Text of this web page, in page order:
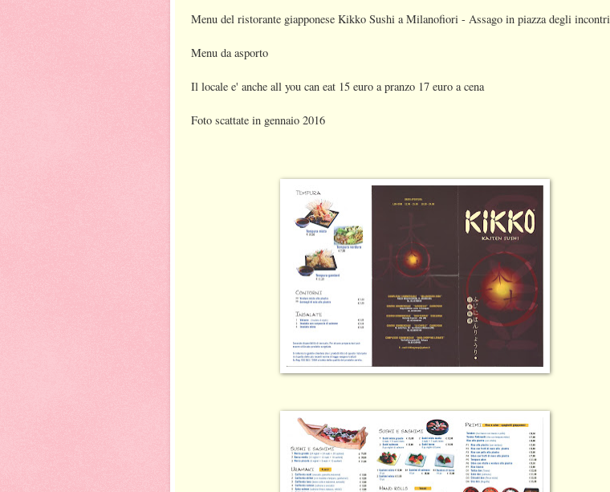
Menu del ristorante giapponese Kikko Sushi a Milanofiori - Assago in piazza degli incontri
Menu da asporto
Il locale e' anche all you can eat 15 euro a pranzo 17 euro a cena
Foto scattate in gennaio 2016